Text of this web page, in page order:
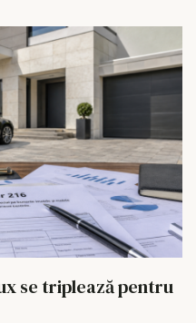
se triplează pentru